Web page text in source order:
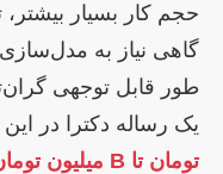
حجم کار بسیار
گاهی نیاز به
طور قابل توجهی
یک رساله دکترا در
تومان تا B میلیون تومان